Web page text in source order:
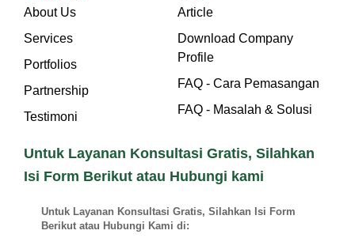
About Us
Services
Portfolios
Partnership
Testimoni
Article
Download Company
Profile
FAQ - Cara Pemasangan
FAQ - Masalah & Solusi
Untuk Layanan Konsultasi Gratis, Silahkan
Isi Form Berikut atau Hubungi kami